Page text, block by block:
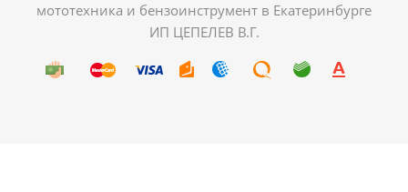
мототехника и бензоинструмент в Екатеринбурге
ИП ЦЕПЕЛЕВ В.Г.